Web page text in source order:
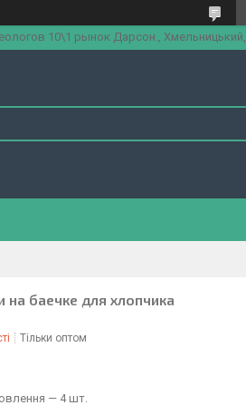
10\1 рынок Дарсон., Хмельницький,
на баечке для хлопчика
Тільки оптом
— 4 шт.